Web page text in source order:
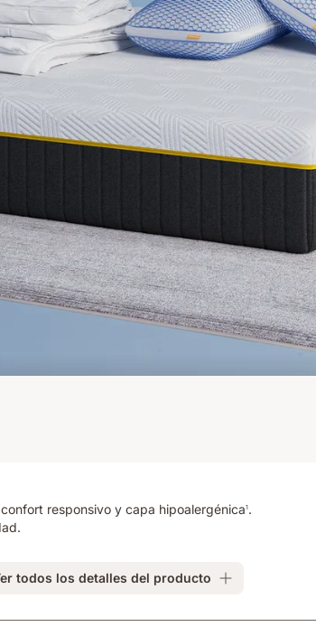
responsivo y capa hipoalergénica1.
todos los detalles del producto